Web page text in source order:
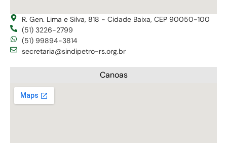
R. Gen. Lima e Silva, 818 - Cidade Baixa, CEP 90050-100
(51) 3226-2799
(51) 99894-3814
secretaria@sindipetro-rs.org.br
Canoas